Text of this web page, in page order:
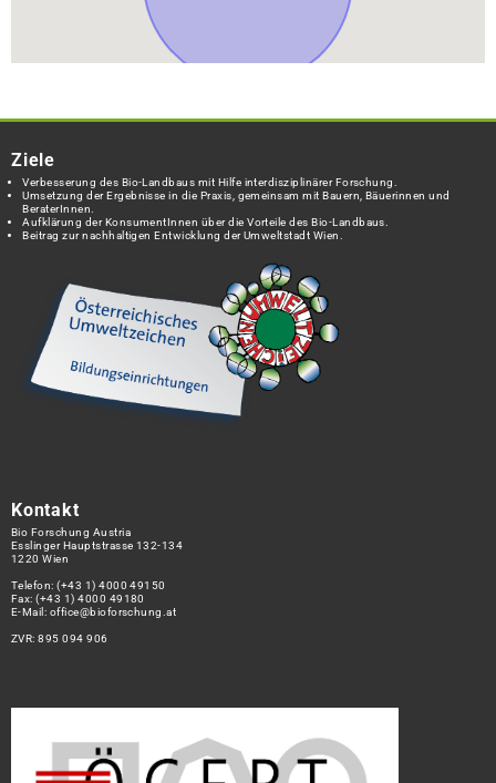
Ziele
Verbesserung des Bio-Landbaus mit Hilfe interdisziplinärer Forschung.
Umsetzung der Ergebnisse in die Praxis, gemeinsam mit Bauern, Bäuerinnen und
BeraterInnen.
Aufklärung der KonsumentInnen über die Vorteile des Bio-Landbaus.
Beitrag zur nachhaltigen Entwicklung der Umweltstadt Wien.
Kontakt
Bio Forschung Austria
Esslinger Hauptstrasse 132-134
1220 Wien
Telefon:(+43 1) 4000 49150
Fax: (+43 1) 4000 49180
E-Mail: office@bioforschung.at
ZVR: 895 094 906